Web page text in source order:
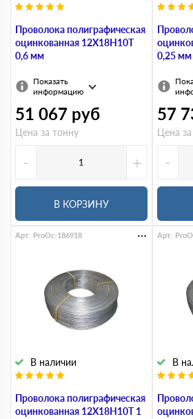
Проволока полиграфическая
оцинкованная 12Х18Н10Т
0,6 мм
Показать
информацию
51 067 руб
Цена за тонну
- +
В КОРЗИНУ
0,25 мм
57
Цена
-
Проволока полиграфическая
оцинкованная 12Х18Н10Т 1
В наличии
Арт. ProOc-186918
В
Арт.